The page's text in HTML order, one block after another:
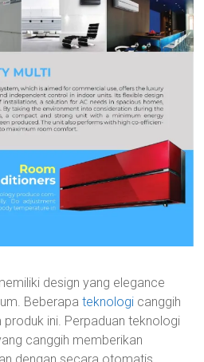
design yang elegance
Beberapateknologi canggih
ini. Perpaduan teknologi
canggih memberikan
dengan secara otomatis